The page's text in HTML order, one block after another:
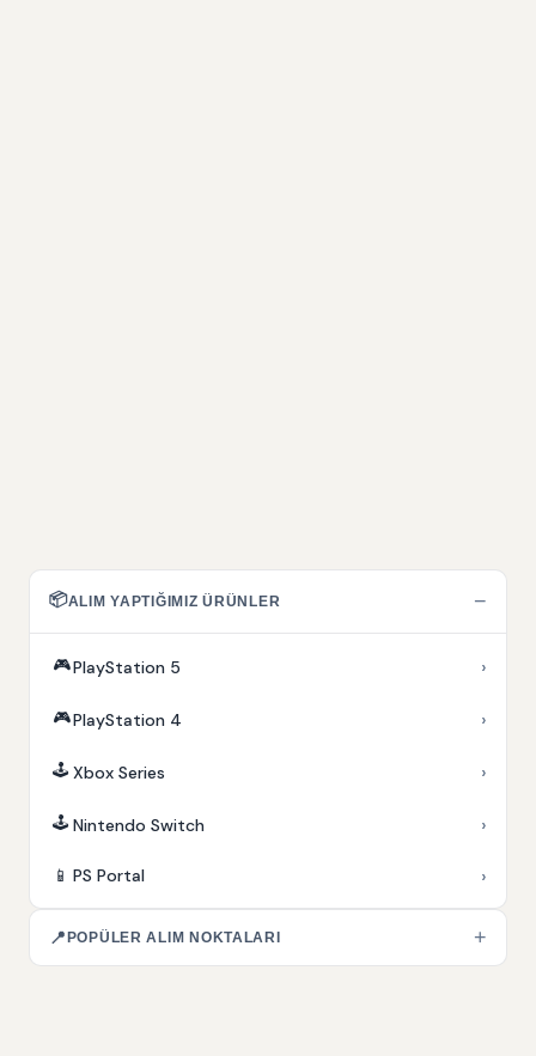
📦ALIM YAPTIĞIMIZ ÜRÜNLER −
🎮PlayStation 5 ›
🎮PlayStation 4 ›
🕹️ Xbox Series ›
🕹️ Nintendo Switch ›
📱 PS Portal ›
📍 POPÜLER ALIM NOKTALARI +